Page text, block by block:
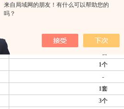
来自局域网的朋友！有什么可以帮助您的
吗？
可选8只
多歧管压盖型
1个
-
1套
3个